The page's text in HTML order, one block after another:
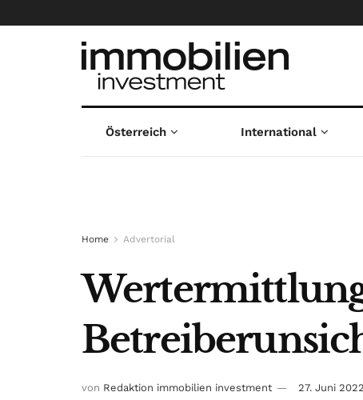
Österreich International
Home Advertorial
von Redaktion immobilien investment 27. Juni 2022